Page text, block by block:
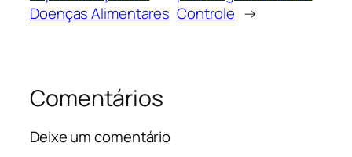
Doenças Alimentares Controle →
Comentários
Deixe um comentário